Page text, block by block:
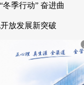
冬季行动”奋进曲
放发展新突破